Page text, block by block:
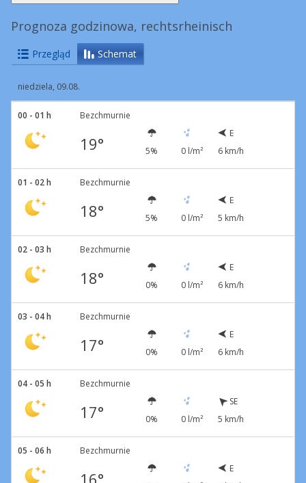
Prognoza godzinowa, rechtsrheinisch
Przegląd Schemat
niedziela, 09.08.
00 - 01 h Bezchmurnie
19° 5% 0 l/m²
E
6 km/h
01 - 02 h Bezchmurnie
18° 5% 0 l/m²
E
5 km/h
02 - 03 h Bezchmurnie
18° 0% 0 l/m²
E
6 km/h
03 - 04 h Bezchmurnie
17° 0% 0 l/m²
E
6 km/h
04 - 05 h Bezchmurnie
17° 0% 0 l/m²
SE
5 km/h
05 - 06 h Bezchmurnie
16°
E